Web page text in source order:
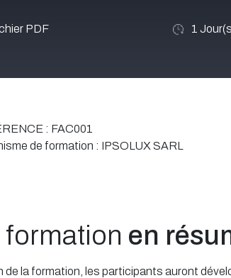
PDF 1
: FAC001
de formation : IPSOLUX SARL
formation en
de la formation, les participants auront